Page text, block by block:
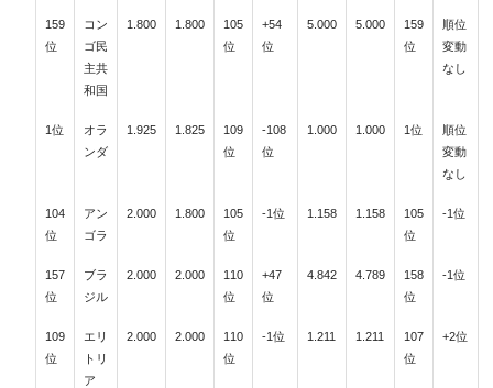
159
位
コン
ゴ民
主共
和国
1.800 1.800
105
位
+54
位
5.000 5.000
159
位
順位
変動
なし
1位
オラ
ンダ
1.925 1.825
109
位
-108
位
1.000 1.000 1位
順位
変動
なし
104
位
アン
ゴラ
2.000 1.800
105
位
-1位 1.158 1.158
105
位
-1位
157
位
ブラ
ジル
2.000 2.000
110
位
+47
位
4.842 4.789
158
位
-1位
109
位
エリ
トリ
ア
2.000 2.000
110
位
-1位 1.211 1.211
107
位
+2位